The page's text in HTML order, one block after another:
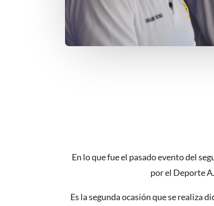
En lo que fue el pasado evento del
por el Deporte
Es la segunda ocasión que se realiza